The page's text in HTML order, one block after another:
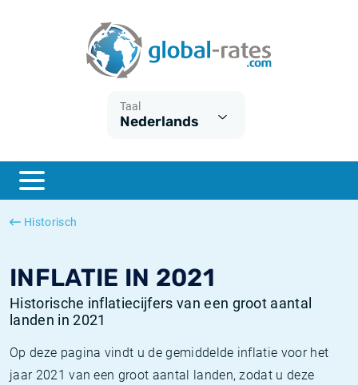
Taal
Nederlands
Historisch
INFLATIE IN 2021
Historische inflatiecijfers van een groot aantal
landen in 2021
Op deze pagina vindt u de gemiddelde inflatie voor het
jaar 2021 van een groot aantal landen, zodat u deze
ESTER
SONIA
Wat is CPI inflatie?
Wat is HICP inflatie?
Nederlandse inflatie - CPI
Amerikaanse inflatie - CPI
Euribor historie
SOFR historie
TONAR historie
Inflatiecalculator